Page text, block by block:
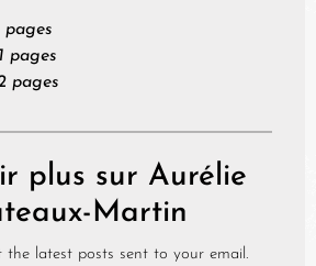
pages
pages
pages
plus sur Aurélie
Martin
the latest posts sent to your email.